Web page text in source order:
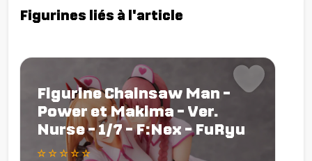
Figurines liés à l'article
Figurine Chainsaw Man -
Power et Makima - Ver.
Nurse - 1/7 - F:Nex - FuRyu
☆ ☆ ☆ ☆ ☆